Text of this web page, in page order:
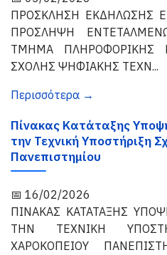
ΠΡΟΣΚΛΗΣΗ ΕΚΔΗΛΩΣΗΣ
ΠΡΟΣΛΗΨΗ
ΤΜΗΜΑ ΠΛΗΡΟΦΟΡΙΚΗΣ
ΣΧΟΛΗΣ ΨΗΦΙΑΚΗΣ ΤΕΧΝ...
Περισσότερα →
Πίνακας Κατάταξης
την Τεχνική Υποστήριξη
Πανεπιστημίου
📅 16/02/2026
ΠΙΝΑΚΑΣ ΚΑΤΑΤΑΞΗΣ
ΤΗΝ ΤΕΧΝΙΚΗ
ΧΑΡΟΚΟΠΕΙΟΥ